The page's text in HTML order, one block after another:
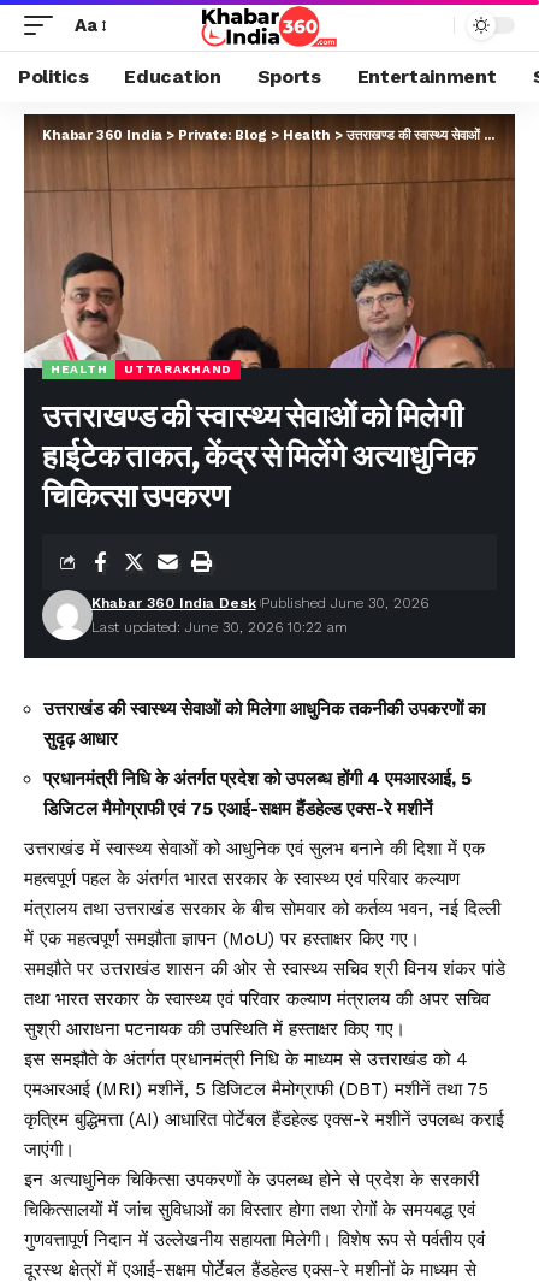
Aa
Politics Education Sports Entertainment
Khabar 360 India > Private: Blog > Health >उत्तराखण्ड की स्वास्थ्य सेवाओं को मिलेगी हाईटेक ताकत, केंद्र से मिलेंगे अत्याधुनिक चिकित्सा उपकरण
HEALTH UTTARAKHAND
उत्तराखण्ड की स्वास्थ्य सेवाओं को मिलेगी
हाईटेक ताकत, केंद्र से मिलेंगे अत्याधुनिक
चिकित्सा उपकरण
Last updated: June 30, 2026 10:22 am
Khabar 360 India Desk Published June 30, 2026
उत्तराखंड की स्वास्थ्य सेवाओं को मिलेगा आधुनिक तकनीकी उपकरणों का
सुदृढ़ आधार
प्रधानमंत्री निधि के अंतर्गत प्रदेश को उपलब्ध होंगी 4 एमआरआई, 5
डिजिटल मैमोग्राफी एवं 75 एआई-सक्षम हैंडहेल्ड एक्स-रे मशीनें
उत्तराखंड में स्वास्थ्य सेवाओं को आधुनिक एवं सुलभ बनाने की दिशा में एक
महत्वपूर्ण पहल के अंतर्गत भारत सरकार के स्वास्थ्य एवं परिवार कल्याण
मंत्रालय तथा उत्तराखंड सरकार के बीच सोमवार को कर्तव्य भवन, नई दिल्ली
में एक महत्वपूर्ण समझौता ज्ञापन (MoU) पर हस्ताक्षर किए गए।
समझौते पर उत्तराखंड शासन की ओर से स्वास्थ्य सचिव श्री विनय शंकर पांडे
तथा भारत सरकार के स्वास्थ्य एवं परिवार कल्याण मंत्रालय की अपर सचिव
सुश्री आराधना पटनायक की उपस्थिति में हस्ताक्षर किए गए।
इस समझौते के अंतर्गत प्रधानमंत्री निधि के माध्यम से उत्तराखंड को 4
एमआरआई (MRI) मशीनें, 5 डिजिटल मैमोग्राफी (DBT) मशीनें तथा 75
कृत्रिम बुद्धिमत्ता (AI) आधारित पोर्टेबल हैंडहेल्ड एक्स-रे मशीनें उपलब्ध कराई
जाएंगी।
इन अत्याधुनिक चिकित्सा उपकरणों के उपलब्ध होने से प्रदेश के सरकारी
चिकित्सालयों में जांच सुविधाओं का विस्तार होगा तथा रोगों के समयबद्ध एवं
गुणवत्तापूर्ण निदान में उल्लेखनीय सहायता मिलेगी। विशेष रूप से पर्वतीय एवं
दूरस्थ क्षेत्रों में एआई-सक्षम पोर्टेबल हैंडहेल्ड एक्स-रे मशीनों के माध्यम से